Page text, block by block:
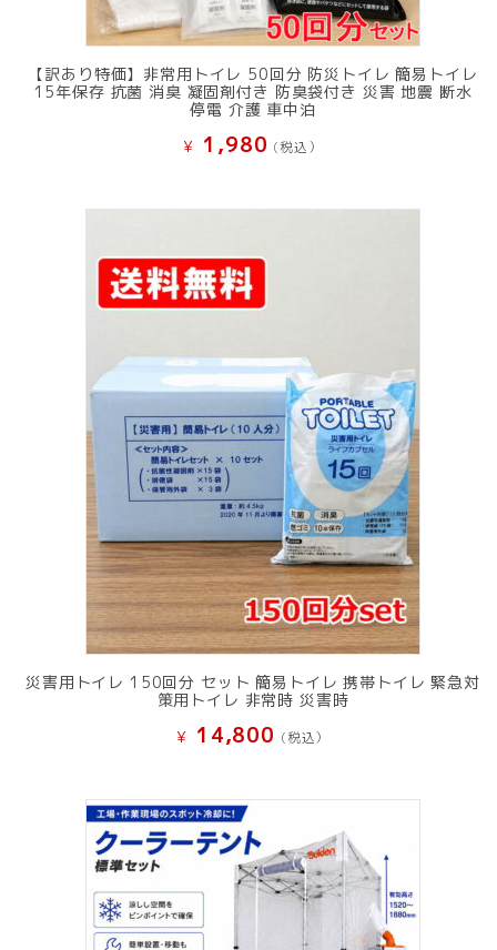
【訳あり特価】非常用トイレ 50回分 防災トイレ 簡易トイレ
15年保存 抗菌 消臭 凝固剤付き 防臭袋付き 災害 地震 断水
停電 介護 車中泊
¥ 1,980 (税込）
災害用トイレ 150回分 セット 簡易トイレ 携帯トイレ 緊急対
策用トイレ 非常時 災害時
¥ 14,800 (税込）